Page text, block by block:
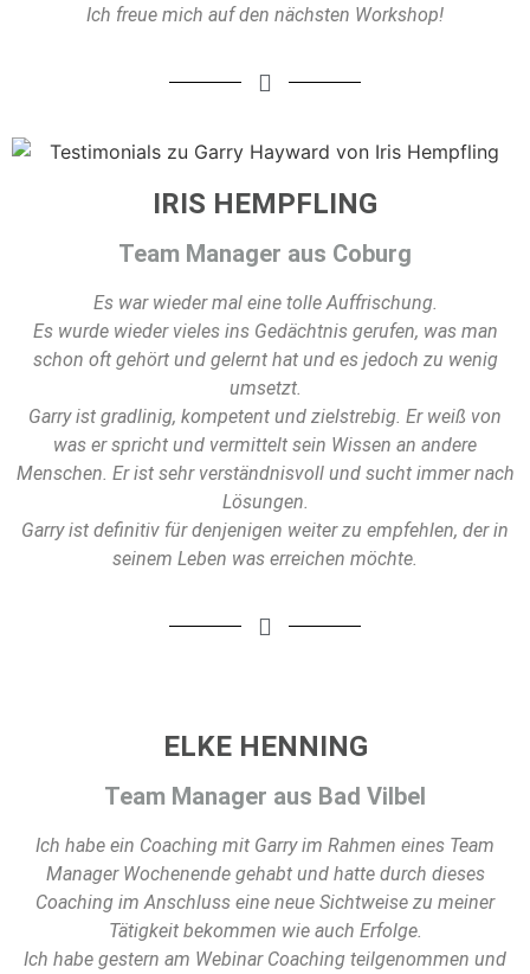
Ich freue mich auf den nächsten Workshop!
IRIS HEMPFLING
Team Manager aus Coburg
Es war wieder mal eine tolle Auffrischung.
Es wurde wieder vieles ins Gedächtnis gerufen, was man
schon oft gehört und gelernt hat und es jedoch zu wenig
umsetzt.
Garry ist gradlinig, kompetent und zielstrebig. Er weiß von
was er spricht und vermittelt sein Wissen an andere
Menschen. Er ist sehr verständnisvoll und sucht immer nach
Lösungen.
Garry ist definitiv für denjenigen weiter zu empfehlen, der in
seinem Leben was erreichen möchte.
ELKE HENNING
Team Manager aus Bad Vilbel
Ich habe ein Coaching mit Garry im Rahmen eines Team
Manager Wochenende gehabt und hatte durch dieses
Coaching im Anschluss eine neue Sichtweise zu meiner
Tätigkeit bekommen wie auch Erfolge.
Ich habe gestern am Webinar Coaching teilgenommen und